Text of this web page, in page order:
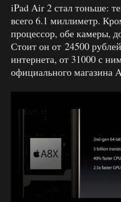
iPad Air 2 стал тоньше:
всего 6.1 миллиметр.
процессор, обе камеры,
Стоит он от 24500
интернета, от 31000 с
официального магазина